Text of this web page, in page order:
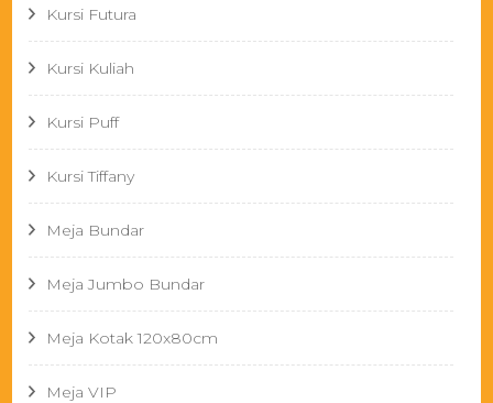
Kursi Futura
Kursi Kuliah
Kursi Puff
Kursi Tiffany
Meja Bundar
Meja Jumbo Bundar
Meja Kotak 120x80cm
Meja VIP